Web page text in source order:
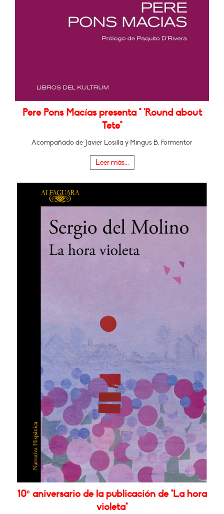
Pere Pons Macías presenta " 'Round about
Tete"
Acompañado de Javier Losilla y Mingus B. Formentor
Leer más...
10º aniversario de la publicación de "La hora
violeta"